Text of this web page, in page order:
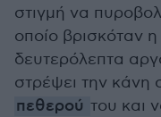
στιγμή να
οποίο βρισκόταν
δευτερόλεπτα
στρέψει την κάνη
πεθερού του και